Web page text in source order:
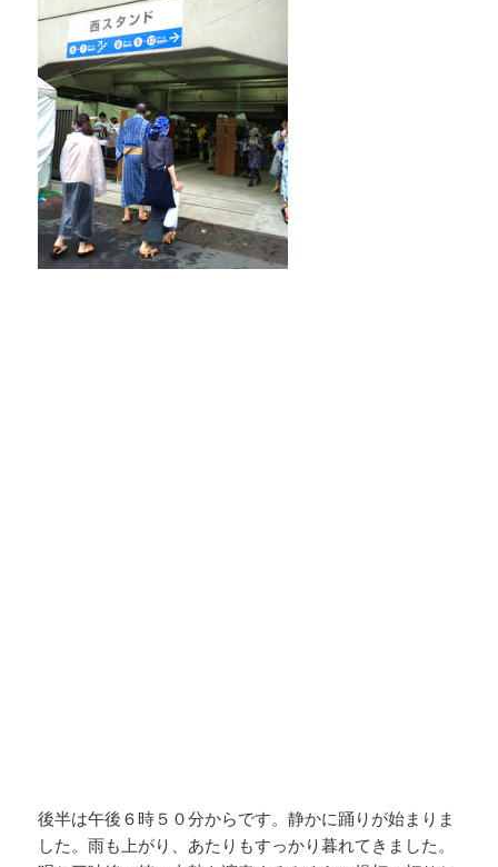
後半は午後６時５０分からです。静かに踊りが始まりま
した。雨も上がり、あたりもすっかり暮れてきました。